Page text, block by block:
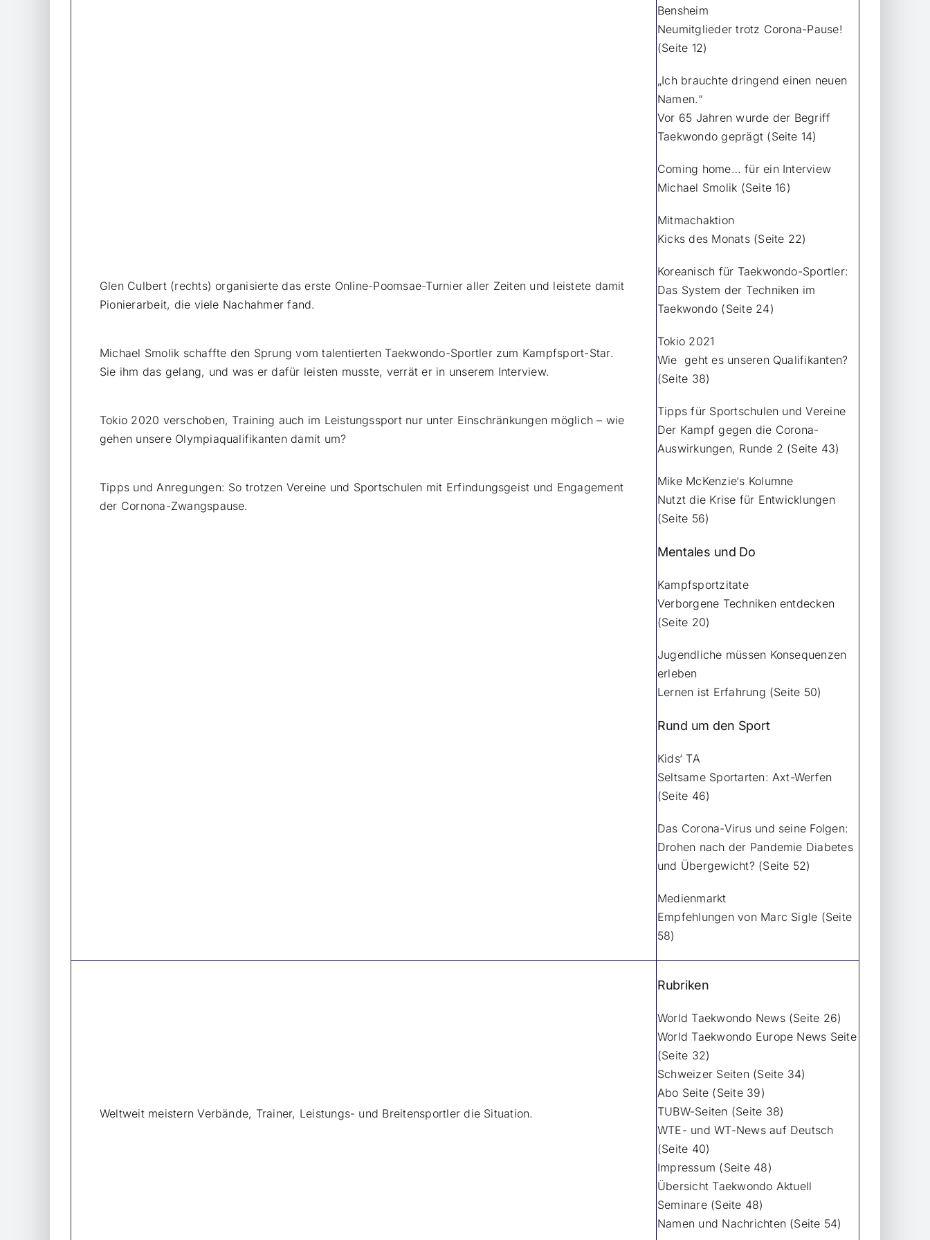
Glen Culbert (rechts) organisierte das erste Online-Poomsae-Turnier aller Zeiten und leistete damit
Pionierarbeit, die viele Nachahmer fand.
Michael Smolik schaffte den Sprung vom talentierten Taekwondo-Sportler zum Kampfsport-Star.
Sie ihm das gelang, und was er dafür leisten musste, verrät er in unserem Interview.
Tokio 2020 verschoben, Training auch im Leistungssport nur unter Einschränkungen möglich – wie
gehen unsere Olympiaqualifikanten damit um?
Tipps und Anregungen: So trotzen Vereine und Sportschulen mit Erfindungsgeist und Engagement
der Cornona-Zwangspause.
Bensheim
Neumitglieder trotz Corona-Pause!
(Seite 12)
„Ich brauchte dringend einen neuen
Namen.“
Vor 65 Jahren wurde der Begriff
Taekwondo geprägt (Seite 14)
Coming home… für ein Interview
Michael Smolik (Seite 16)
Mitmachaktion
Kicks des Monats (Seite 22)
Koreanisch für Taekwondo-Sportler:
Das System der Techniken im
Taekwondo (Seite 24)
Tokio 2021
Wie geht es unseren Qualifikanten?
(Seite 38)
Tipps für Sportschulen und Vereine
Der Kampf gegen die Corona-
Auswirkungen, Runde 2 (Seite 43)
Mike McKenzie‘s Kolumne
Nutzt die Krise für Entwicklungen
(Seite 56)
Mentales und Do
Kampfsportzitate
Verborgene Techniken entdecken
(Seite 20)
Jugendliche müssen Konsequenzen
erleben
Lernen ist Erfahrung (Seite 50)
Rund um den Sport
Kids‘ TA
Seltsame Sportarten: Axt-Werfen
(Seite 46)
Das Corona-Virus und seine Folgen:
Drohen nach der Pandemie Diabetes
und Übergewicht? (Seite 52)
Medienmarkt
Empfehlungen von Marc Sigle (Seite
58)
Weltweit meistern Verbände, Trainer, Leistungs- und Breitensportler die Situation.
Rubriken
World Taekwondo News (Seite 26)
World Taekwondo Europe News Seite
(Seite 32)
Schweizer Seiten (Seite 34)
Abo Seite (Seite 39)
TUBW-Seiten (Seite 38)
WTE- und WT-News auf Deutsch
(Seite 40)
Impressum (Seite 48)
Übersicht Taekwondo Aktuell
Seminare (Seite 48)
Namen und Nachrichten (Seite 54)